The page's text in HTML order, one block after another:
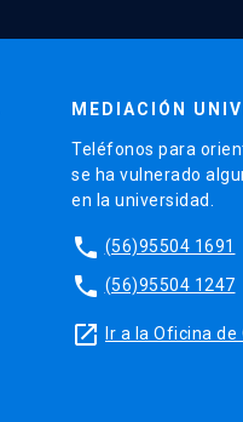
MEDIACIÓN
Teléfonos para
se ha vulnerado
en la universidad.
phone (56)95504 1691
phone (56)95504 1247
launch Ir a la Oficina de